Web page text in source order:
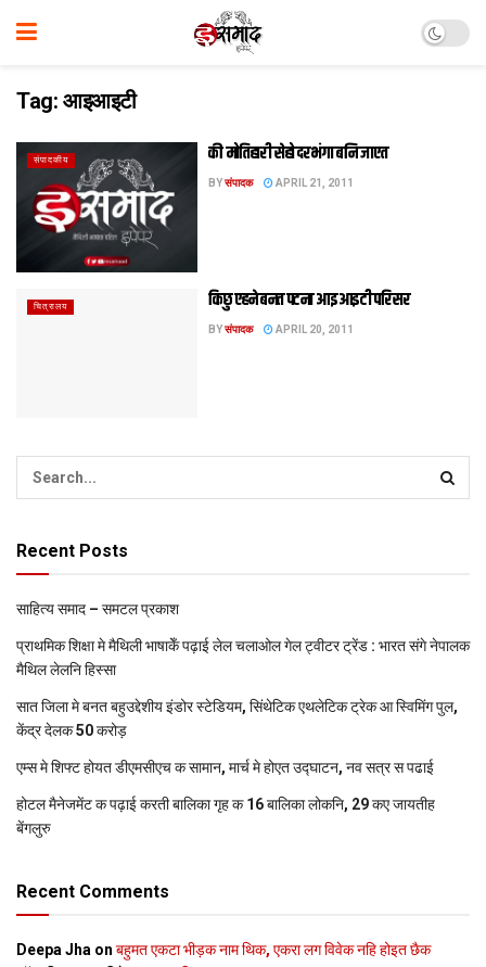
Tag: आइआइटी
संपादकीय की मोतिहारी सेहो दरभंगा बनि जाएत
BYसंपादक APRIL 21, 2011
चित्रालय किछु एहने बनत पटना आइआइटी परिसर
BYसंपादक APRIL 20, 2011
Recent Posts
साहित्य समाद – समटल प्रकाश
प्राथमिक शि‍क्षा मे मैथि‍ली भाषाकेँ पढ़ाई लेल चलाओल गेल ट्वीटर ट्रेंड : भारत संगे नेपालक
मैथिल लेलनि हिस्सा
सात जिला मे बनत बहुउद्देशीय इंडोर स्‍टेडि‍यम, सिंथेटिक एथलेटिक ट्रेक आ स्विमिंग पुल,
केंद्र देलक 50 करोड़
एम्स मे शिफ्ट होयत डीएमसीएच क सामान, मार्च मे होएत उद्घाटन, नव सत्र स पढाई
होटल मैनेजमेंट क पढ़ाई करती बालिका गृह क 16 बालिका लोकनि, 29 कए जायतीह
बेंगलुरु
Recent Comments
Deepa Jha on बहुमत एकटा भीड़क नाम थिक, एकरा लग विवेक नहि होइत छैक